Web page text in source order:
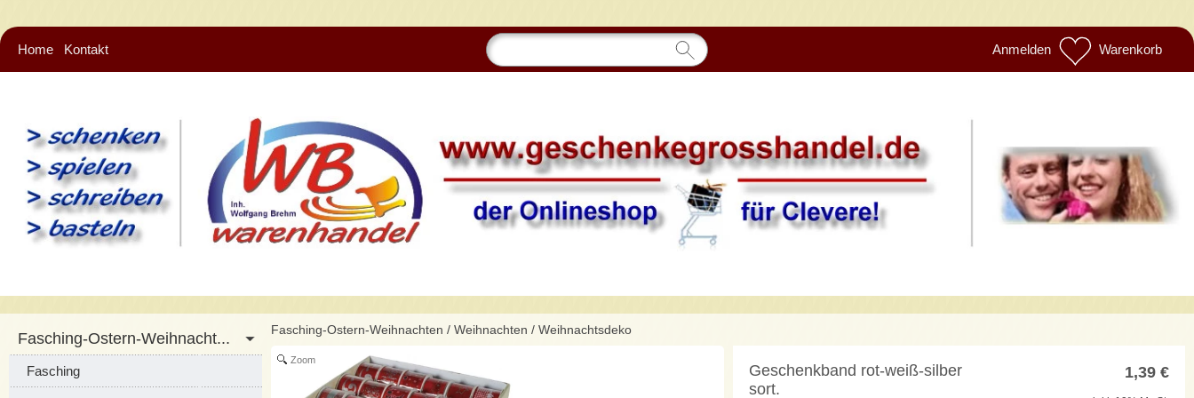
Home Kontakt Anmelden Warenkorb
Fasching-Ostern-Weihnacht...
Fasching
Fasching-Ostern-Weihnachten / Weihnachten / Weihnachtsdeko
Zoom
1,39 €
Geschenkband rot-weiß-silber
sort.